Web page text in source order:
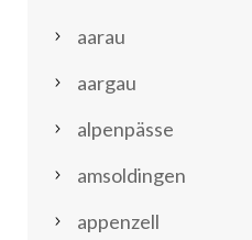
aarau
aargau
alpenpässe
amsoldingen
appenzell